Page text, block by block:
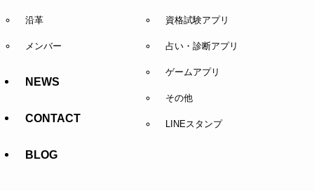
沿革
メンバー
NEWS
CONTACT
BLOG
資格試験アプリ
占い・診断アプリ
ゲームアプリ
その他
LINEスタンプ